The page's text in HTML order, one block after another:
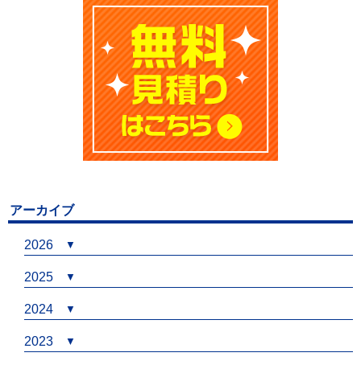
アーカイブ
2026
2025
2024
2023